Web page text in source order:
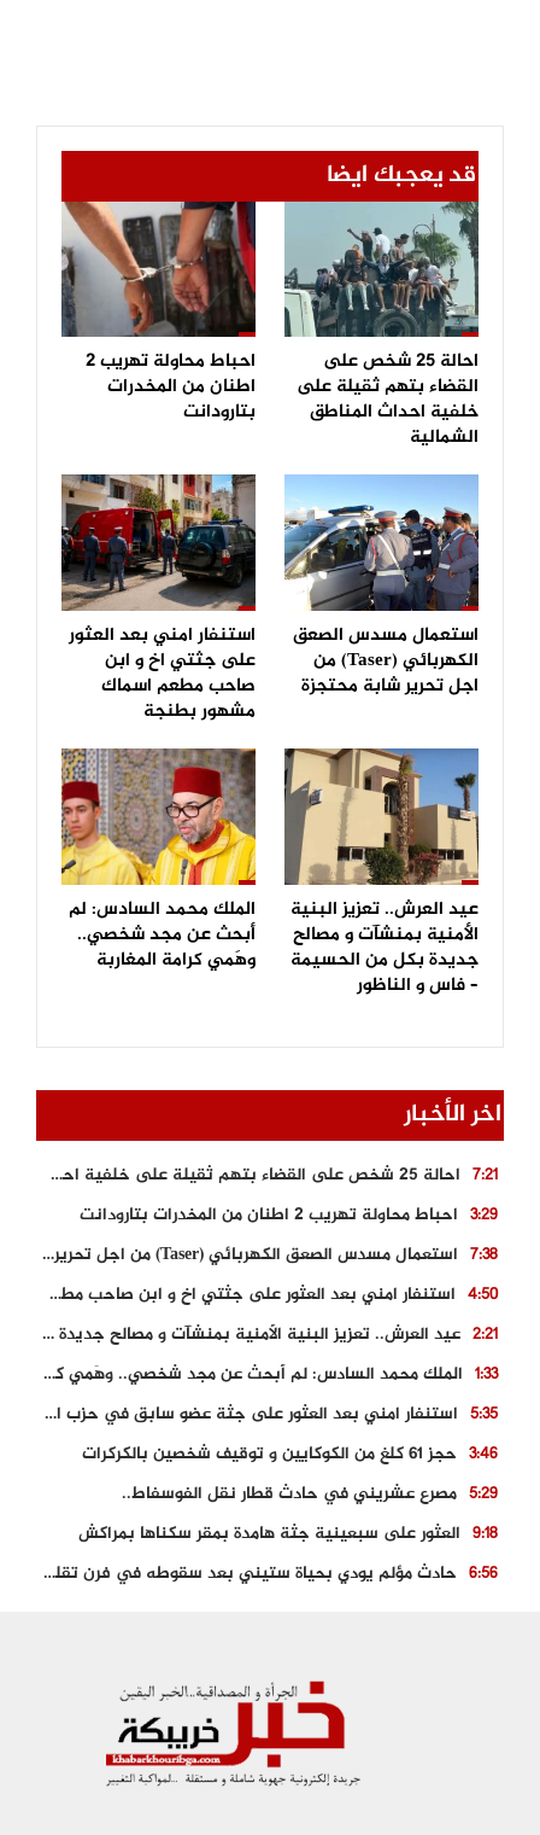
قد يعجبك ايضا
احالة 25 شخص على
القضاء بتهم ثقيلة على
خلفية احداث المناطق
الشمالية
احباط محاولة تهريب 2
اطنان من المخدرات
بتارودانت
استعمال مسدس الصعق
الكهربائي (Taser) من
اجل تحرير شابة محتجزة
استنفار امني بعد العثور
على جثتي اخ و ابن
صاحب مطعم اسماك
مشهور بطنجة
عيد العرش.. تعزيز البنية
الأمنية بمنشآت و مصالح
جديدة بكل من الحسيمة
– فاس و الناظور
الملك محمد السادس: لم
أبحث عن مجد شخصي..
وهَمي كرامة المغاربة
اخر الأخبار
7:21
احالة 25 شخص على القضاء بتهم ثقيلة على خلفية احداث المناطق الشمالية
3:29 احباط محاولة تهريب 2 اطنان من المخدرات بتارودانت
7:38
استعمال مسدس الصعق الكهربائي (Taser) من اجل تحرير شابة محتجزة
4:50
استنفار امني بعد العثور على جثتي اخ و ابن صاحب مطعم اسماك مشهور بطنجة
2:21
عيد العرش.. تعزيز البنية الأمنية بمنشآت و مصالح جديدة بكل من الحسيمة – فاس و الناظور
1:33
الملك محمد السادس: لم أبحث عن مجد شخصي.. وهَمي كرامة المغاربة
5:35
استنفار امني بعد العثور على جثة عضو سابق في حزب المصباح بالقنيطرة..
3:46 حجز 61 كلغ من الكوكايين و توقيف شخصين بالكركرات
5:29 مصرع عشريني في حادث قطار نقل الفوسفاط..
9:18 العثور على سبعينية جثة هامدة بمقر سكناها بمراكش
6:56
حادث مؤلم يودي بحياة ستيني بعد سقوطه في فرن تقليدي “للجير”